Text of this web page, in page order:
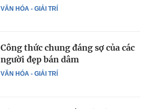
VĂN HÓA - GIẢI TRÍ
VĂN HÓA - GIẢI TRÍ
Công thức chung đáng sợ của các
người đẹp bán dâm